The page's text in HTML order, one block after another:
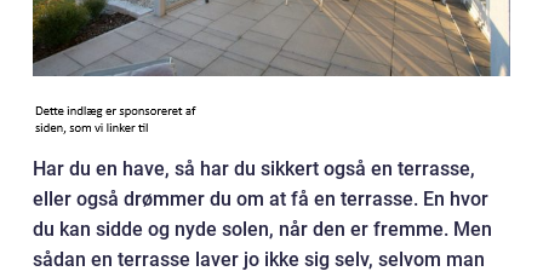
Har du en have, så har du sikkert også en terrasse,
eller også drømmer du om at få en terrasse. En hvor
du kan sidde og nyde solen, når den er fremme. Men
sådan en terrasse laver jo ikke sig selv, selvom man